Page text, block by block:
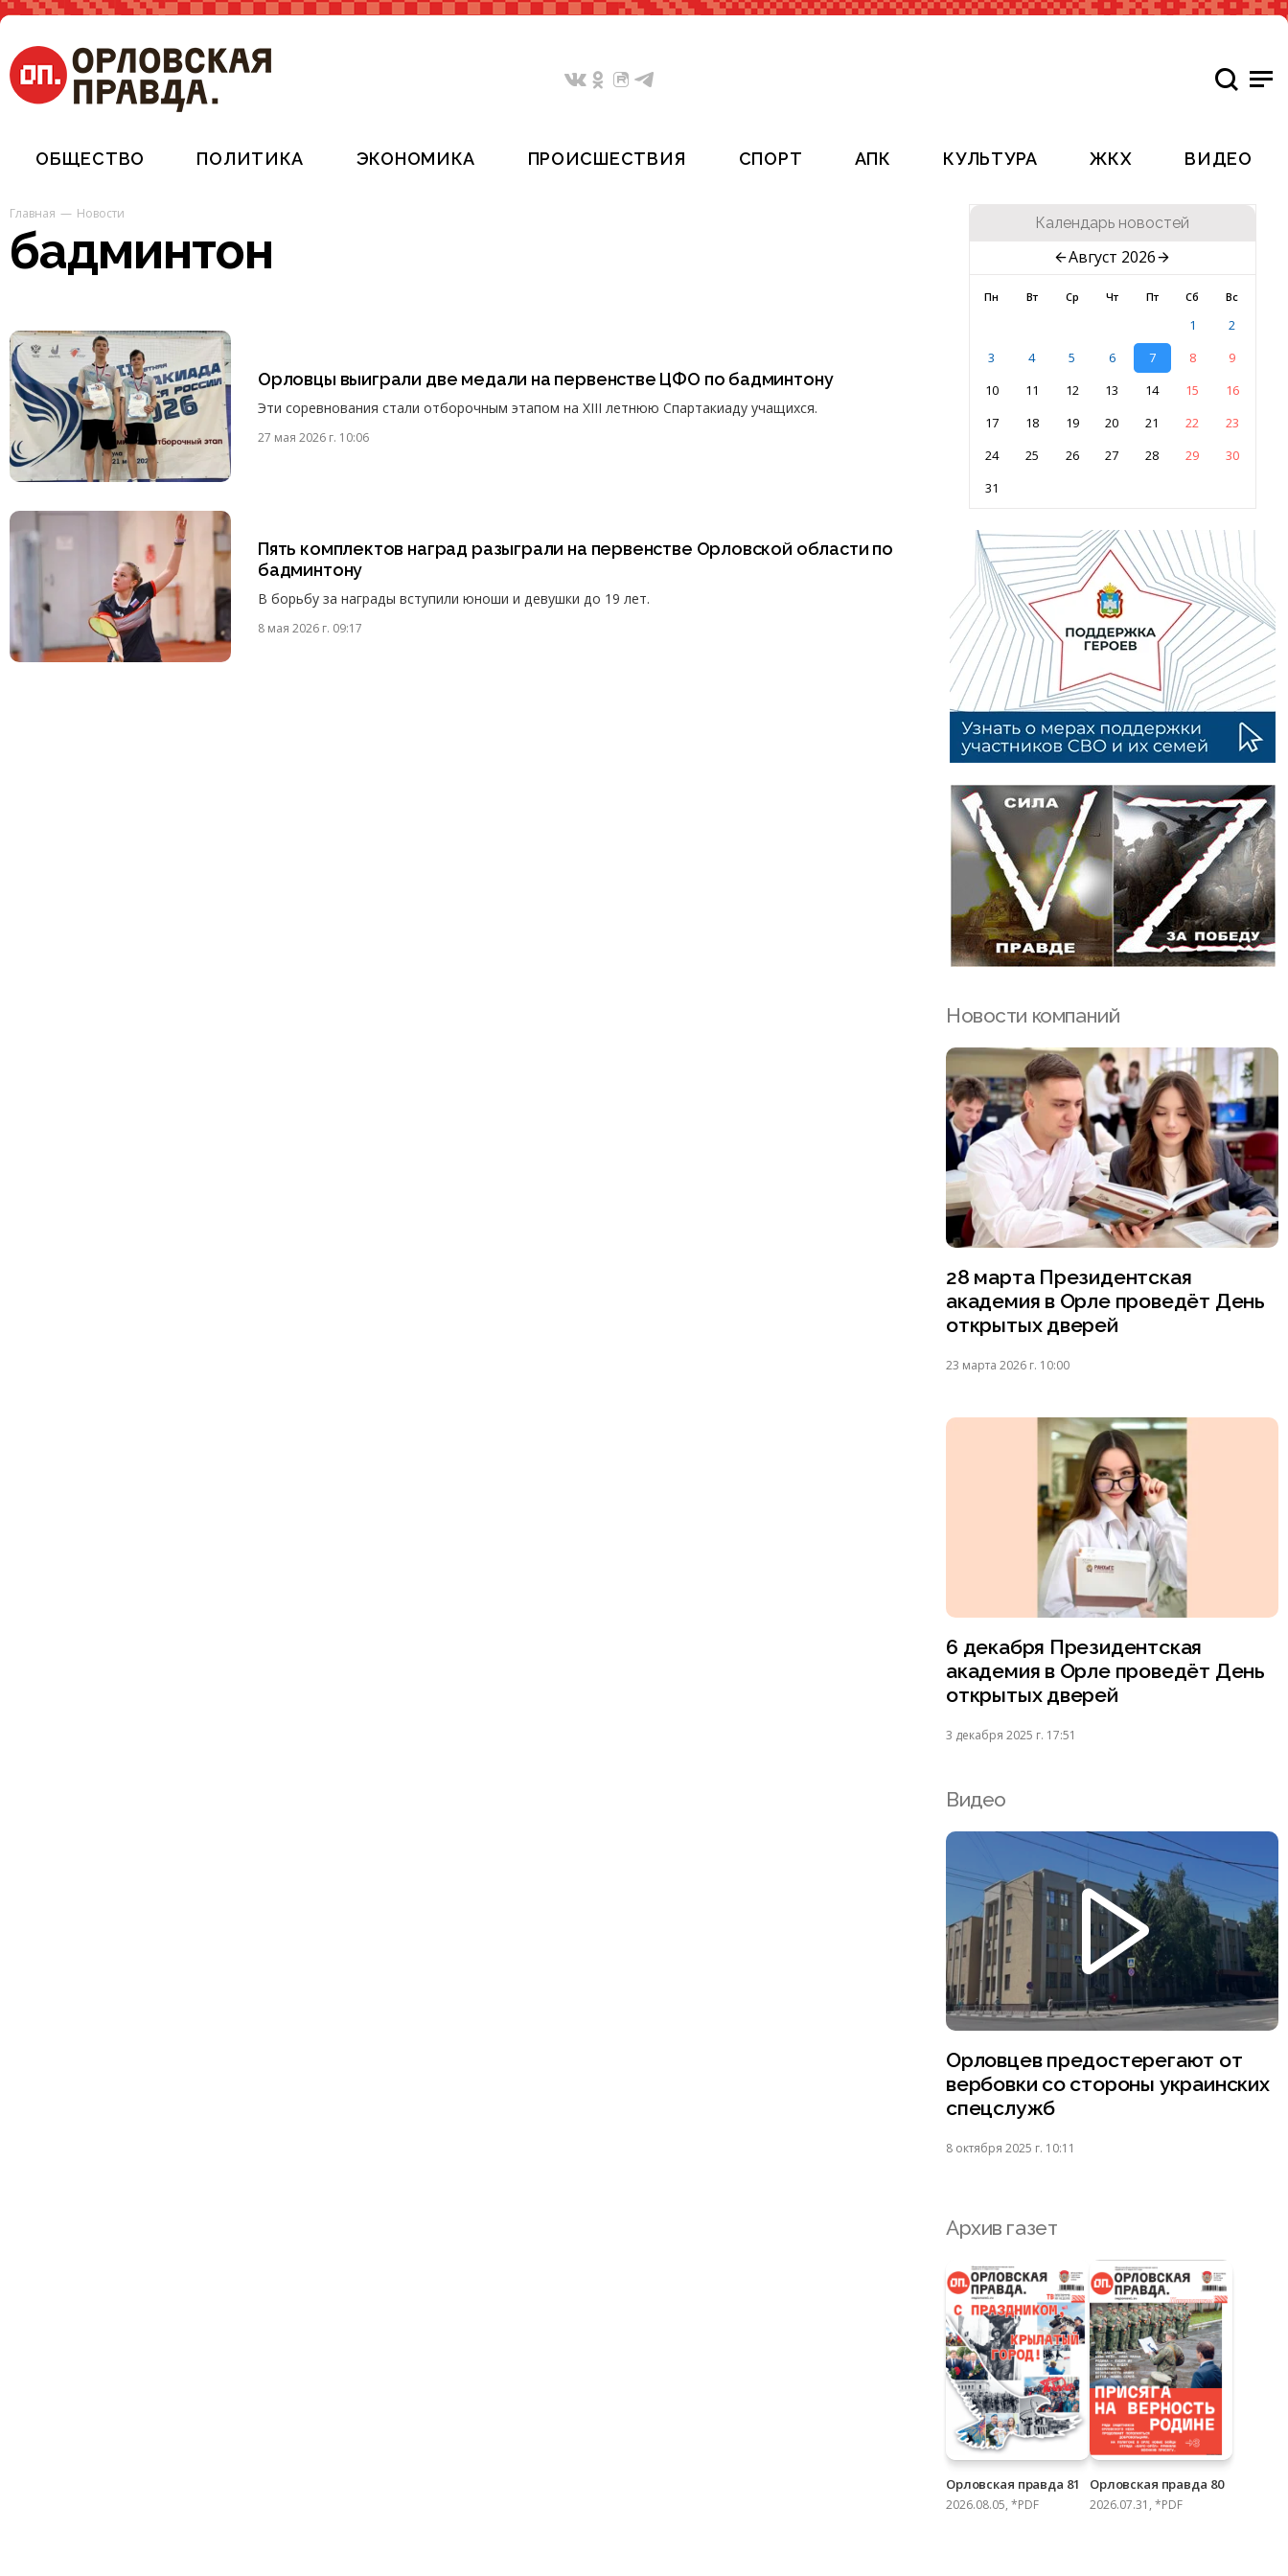
ОБЩЕСТВО ПОЛИТИКА ЭКОНОМИКА ПРОИСШЕСТВИЯ СПОРТ АПК КУЛЬТУРА ЖКХ ВИДЕО
Главная Новости
бадминтон
Орловцы выиграли две медали на первенстве ЦФО по бадминтону
Эти соревнования стали отборочным этапом на XIII летнюю Спартакиаду учащихся.
27 мая 2026 г. 10:06
Пять комплектов наград разыграли на первенстве Орловской области по
бадминтону
В борьбу за награды вступили юноши и девушки до 19 лет.
8 мая 2026 г. 09:17
Календарь новостей
Август 2026
Пн Вт Ср Чт Пт Сб Вс
1
2
3
4 5 6 7 8
9
10
11 12 13 14 15
16
17
18 19 20 21 22
23
24
25 26 27 28 29
30
31
Новости компаний
28 марта Президентская
академия в Орле проведёт День
открытых дверей
23 марта 2026 г. 10:00
6 декабря Президентская
академия в Орле проведёт День
открытых дверей
3 декабря 2025 г. 17:51
Видео
Орловцев предостерегают от
вербовки со стороны украинских
спецслужб
8 октября 2025 г. 10:11
Архив газет
Орловская правда 81
2026.08.05, *PDF
Орловская правда 80
2026.07.31, *PDF